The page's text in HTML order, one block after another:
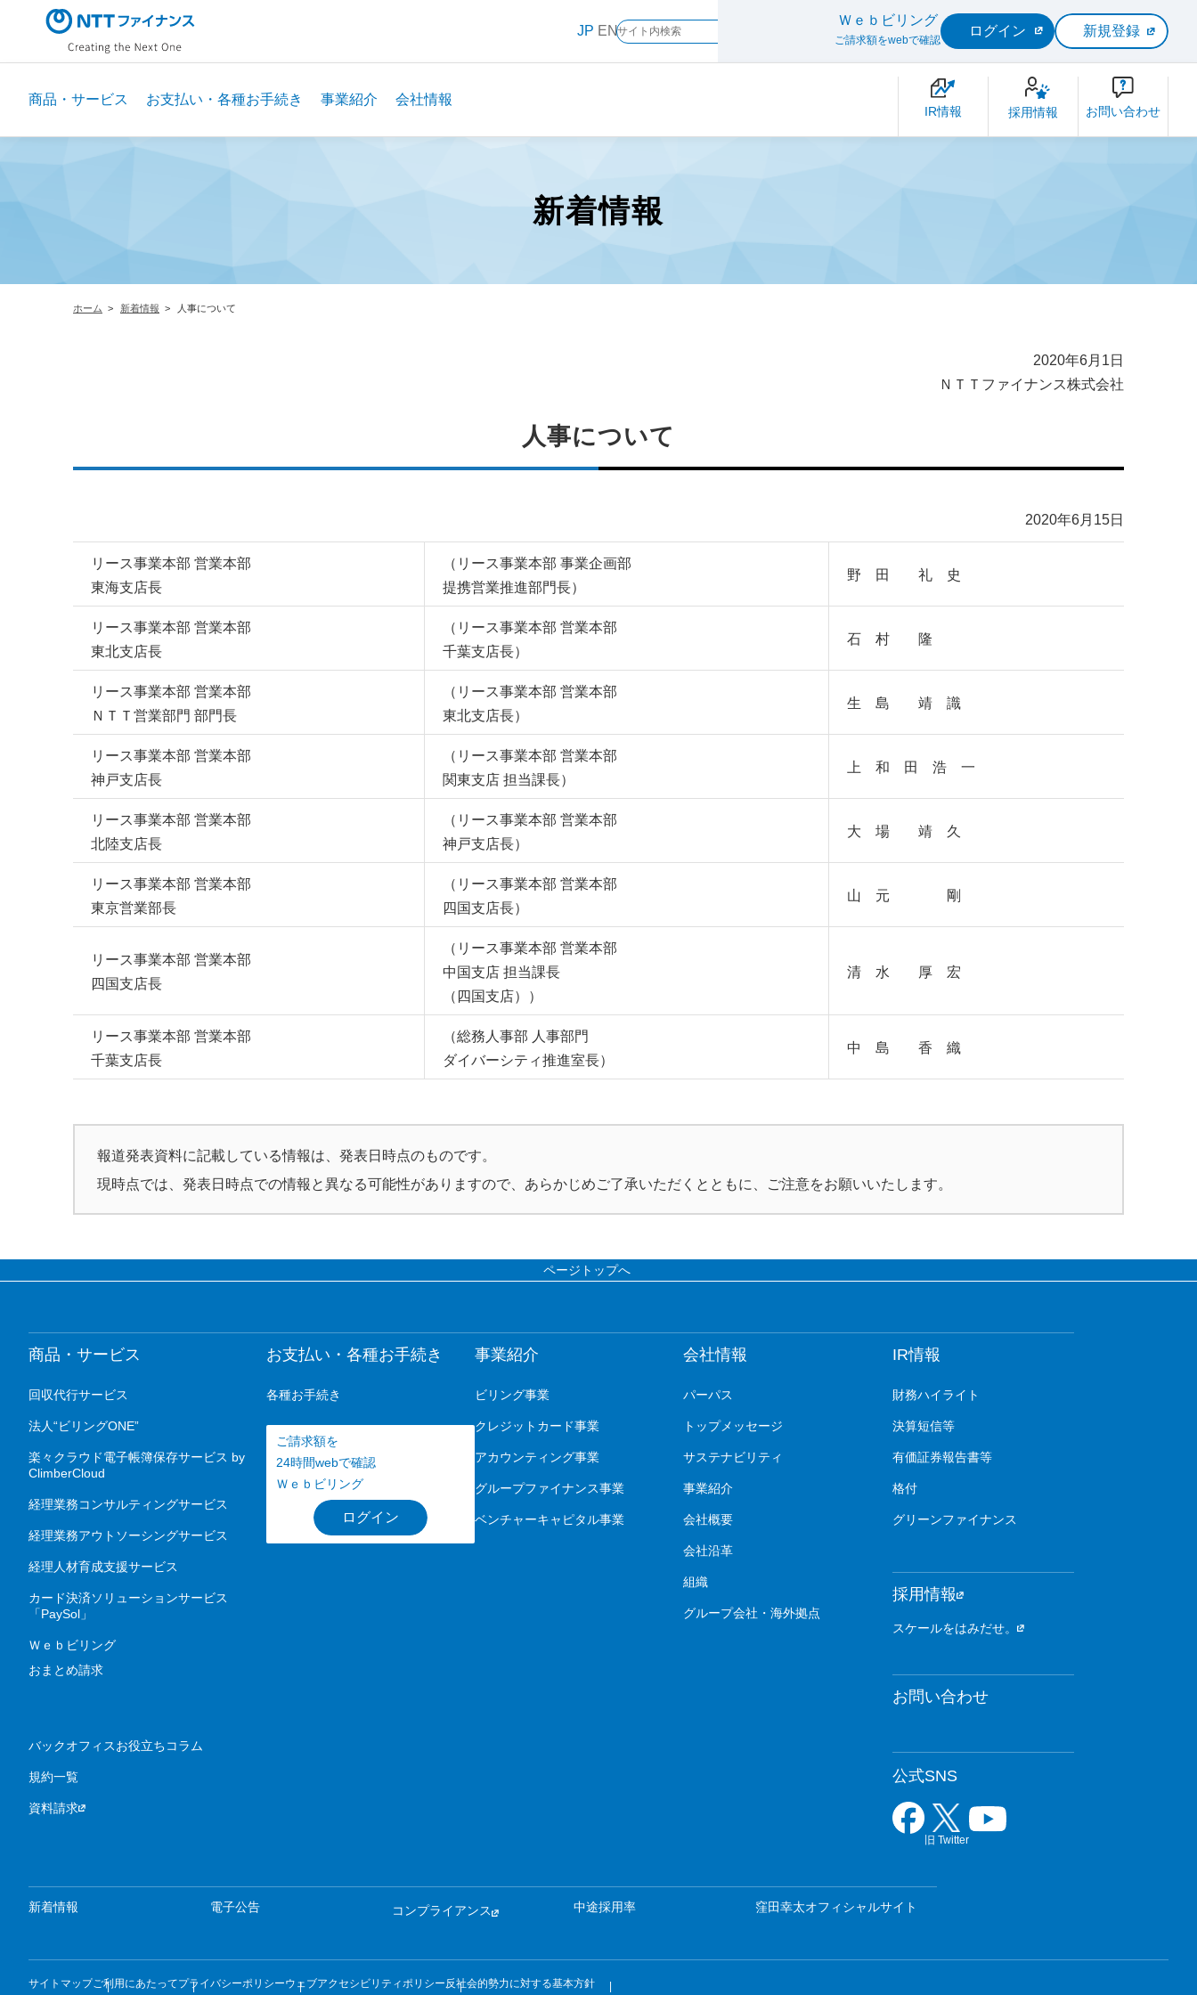
ン
JP EN
Ｗｅｂビリング
ご請求額をwebで確認
ログイン 新規登録
商品・サービス お支払い・各種お手続き 事業紹介 会社情報
IR情報 採用情報 お問い合わせ
新着情報
ホーム 新着情報 人事について
2020年6月1日
ＮＴＴファイナンス株式会社
人事について
2020年6月15日
リース事業本部 営業本部
東海支店長
（リース事業本部 事業企画部
提携営業推進部門長）
野 田 礼 史
リース事業本部 営業本部
東北支店長
（リース事業本部 営業本部
千葉支店長）
石 村 隆
リース事業本部 営業本部
ＮＴＴ営業部門 部門長
（リース事業本部 営業本部
東北支店長）
生 島 靖 識
リース事業本部 営業本部
神戸支店長
（リース事業本部 営業本部
関東支店 担当課長）
上 和 田 浩 一
リース事業本部 営業本部
北陸支店長
（リース事業本部 営業本部
神戸支店長）
大 場 靖 久
リース事業本部 営業本部
東京営業部長
（リース事業本部 営業本部
四国支店長）
山 元 剛
リース事業本部 営業本部
四国支店長
（リース事業本部 営業本部
中国支店 担当課長
（四国支店））
清 水 厚 宏
リース事業本部 営業本部
千葉支店長
（総務人事部 人事部門
ダイバーシティ推進室長）
中 島 香 織
報道発表資料に記載している情報は、発表日時点のものです。
現時点では、発表日時点での情報と異なる可能性がありますので、あらかじめご了承いただくとともに、ご注意をお願いいたします。
ページトップへ
商品・サービス
回収代行サービス
法人“ビリングONE”
楽々クラウド電子帳簿保存サービス by
ClimberCloud
経理業務コンサルティングサービス
経理業務アウトソーシングサービス
経理人材育成支援サービス
カード決済ソリューションサービス
「PaySol」
Ｗｅｂビリング
おまとめ請求
バックオフィスお役立ちコラム
規約一覧
資料請求
お支払い・各種お手続き
各種お手続き
ご請求額を
24時間webで確認
Ｗｅｂビリング
ログイン
事業紹介
ビリング事業
クレジットカード事業
アカウンティング事業
グループファイナンス事業
ベンチャーキャピタル事業
会社情報
パーパス
トップメッセージ
サステナビリティ
事業紹介
会社概要
会社沿革
組織
グループ会社・海外拠点
IR情報
財務ハイライト
決算短信等
有価証券報告書等
格付
グリーンファイナンス
採用情報
スケールをはみだせ。
お問い合わせ
公式SNS
旧 Twitter
新着情報 電子公告 コンプライアンス 中途採用率 窪田幸太オフィシャルサイト
サイトマップご利用にあたってプライバシーポリシーウェブアクセシビリティポリシー反社会的勢力に対する基本方針